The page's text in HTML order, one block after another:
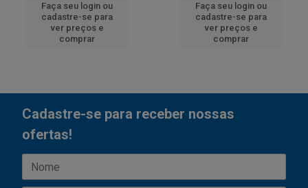
Faça seu login ou
cadastre-se para
ver preços e
comprar
Faça seu login ou
cadastre-se para
ver preços e
comprar
Cadastre-se para receber nossas
ofertas!